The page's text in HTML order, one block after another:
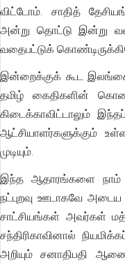
விட்டோம். சாதித்
அன்று தொட்டு இன்று
வதைபட்டுக்
இன்றைக்குக் கூட
தமிழ் கைதிகளின்
கிடைக்காவிட்டாலும்
ஆட்சியாளர்களுக்கும்
முடியும்.
இந்த ஆதாரங்களை நாம்
நட்புறவு ஊடாகவே அடைய
சாட்சியங்கள் அவர்கள்
சந்திரிகாவினால்
அறியும் சனாதிபதி